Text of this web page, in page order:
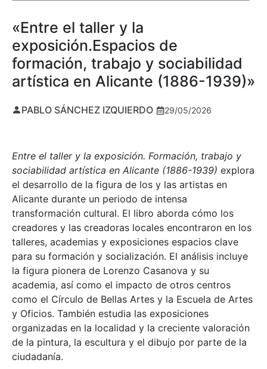
«Entre el taller y la
exposición.Espacios de
formación, trabajo y sociabilidad
artística en Alicante (1886-1939)»
PABLO SÁNCHEZ IZQUIERDO 29/05/2026
Entre el taller y la exposición. Formación, trabajo y
sociabilidad artística en Alicante (1886-1939) explora
el desarrollo de la figura de los y las artistas en
Alicante durante un periodo de intensa
transformación cultural. El libro aborda cómo los
creadores y las creadoras locales encontraron en los
talleres, academias y exposiciones espacios clave
para su formación y socialización. El análisis incluye
la figura pionera de Lorenzo Casanova y su
academia, así como el impacto de otros centros
como el Círculo de Bellas Artes y la Escuela de Artes
y Oficios. También estudia las exposiciones
organizadas en la localidad y la creciente valoración
de la pintura, la escultura y el dibujo por parte de la
ciudadanía.